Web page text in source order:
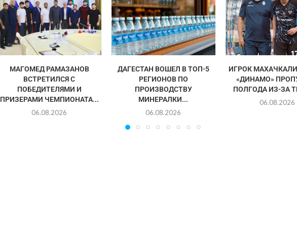
МАГОМЕД РАМАЗАНОВ
ВСТРЕТИЛСЯ С
ПОБЕДИТЕЛЯМИ И
ПРИЗЕРАМИ ЧЕМПИОНАТА...
06.08.2026
ДАГЕСТАН ВОШЕЛ В ТОП-5
РЕГИОНОВ ПО
ПРОИЗВОДСТВУ
МИНЕРАЛКИ...
06.08.2026
ИГРОК
«ДИНАМО»
ПОЛГОДА ИЗ-ЗА
06.08.2026